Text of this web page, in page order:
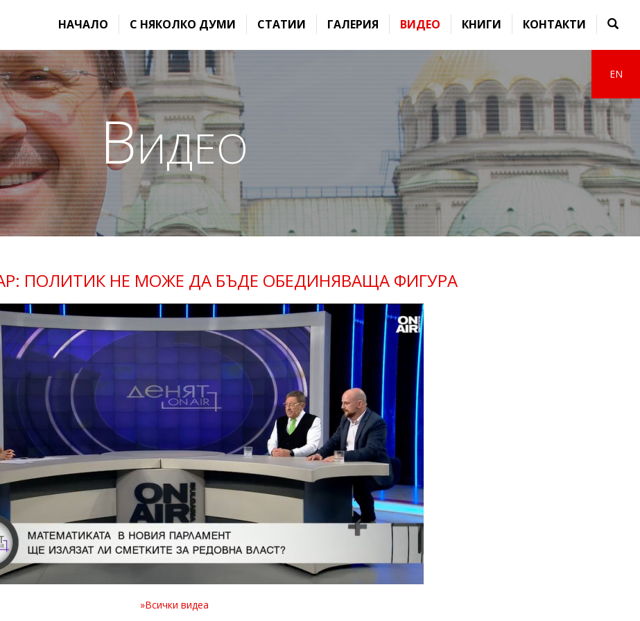
EN
НАЧАЛО С НЯКОЛКО ДУМИ СТАТИИ ГАЛЕРИЯ ВИДЕО КНИГИ КОНТАКТИ
Видео
ПОЛИТИК НЕ МОЖЕ ДА БЪДЕ ОБЕДИНЯВАЩА ФИГУРА
»Всички видеа